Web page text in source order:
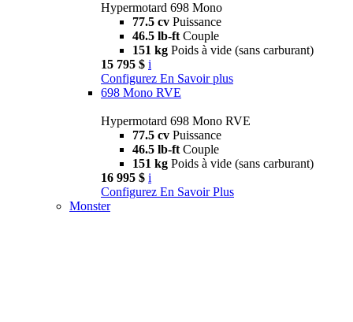
Hypermotard 698 Mono
77.5 cv Puissance
46.5 lb-ft Couple
151 kg Poids à vide (sans carburant)
15 795 $ i
Configurez En Savoir plus
698 Mono RVE
Hypermotard 698 Mono RVE
77.5 cv Puissance
46.5 lb-ft Couple
151 kg Poids à vide (sans carburant)
16 995 $ i
Configurez En Savoir Plus
Monster